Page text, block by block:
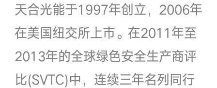
天合光能于1997年创立，2006年
在美国纽交所上市。在2011年至
2013年的全球绿色安全生产商评
比(SVTC)中，连续三年名列同行